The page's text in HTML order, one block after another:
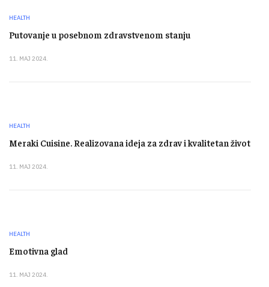
HEALTH
Putovanje u posebnom zdravstvenom stanju
11. MAJ 2024.
HEALTH
Meraki Cuisine. Realizovana ideja za zdrav i kvalitetan život
11. MAJ 2024.
HEALTH
Emotivna glad
11. MAJ 2024.